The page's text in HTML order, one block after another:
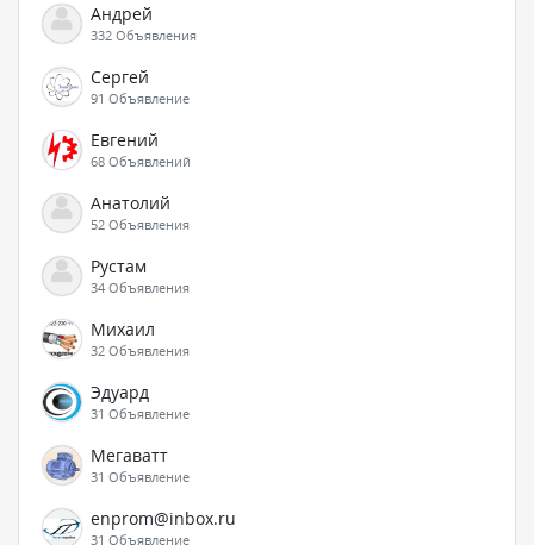
Андрей
332 Объявления
Сергей
91 Объявление
Евгений
68 Объявлений
Анатолий
52 Объявления
Рустам
34 Объявления
Михаил
32 Объявления
Эдуард
31 Объявление
Мегаватт
31 Объявление
enprom@inbox.ru
31 Объявление